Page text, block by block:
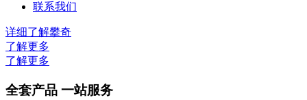
联系我们
详细了解攀奇
了解更多
了解更多
全套产品 一站服务